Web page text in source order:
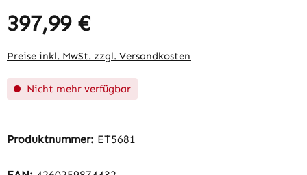
Regulärer Preis:
397,99 €
Preise inkl. MwSt. zzgl. Versandkosten
Nicht mehr verfügbar
Produktnummer: ET5681